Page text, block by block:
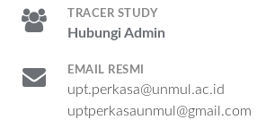
TRACER STUDY
Hubungi Admin
EMAIL RESMI
upt.perkasa@unmul.ac.id
uptperkasaunmul@gmail.com